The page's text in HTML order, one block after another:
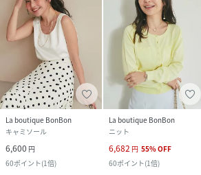
La boutique BonBon
キャミソール
6,600 円
60ポイント(1倍)
La boutique BonBon
ニット
6,682 円 55%OFF
60ポイント(1倍)